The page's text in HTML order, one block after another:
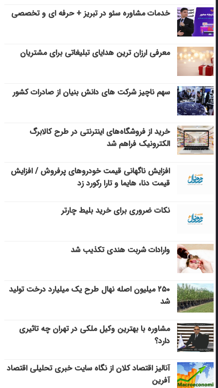
خدمات مشاوره سئو در تبریز + حرفه ای و تخصصی
معرفی ارزان ترین هدایای تبلیغاتی برای مشتریان
سهم ناچیز شرکت های دانش بنیان از صادرات کشور
خرید از فروشگاه‌های اینترنتی در طرح کالابرگ
الکترونیک فراهم شد
افزایش ناگهانی قیمت خودروهای پرفروش / افزایش
قیمت دنا، هایما و تارا رکورد زد
نکات ضروری برای خرید بلیط چارتر
وارادات شربت هندی تکذیب شد
۲۵۰ میلیون اصله نهال طرح یک میلیارد درخت تولید
شد
مشاوره با بهترین وکیل ملکی در تهران چه تاثیری
دارد؟
آنالیز اقتصاد کلان از نگاه سایت خبری تحلیلی اقتصاد
آفرین